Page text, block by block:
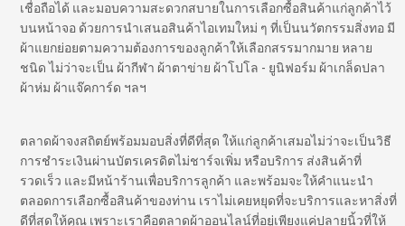
เชื่อถือได้ และมอบความสะดวกสบายในการเลือกซื้อสินค้าแก่ลูกค้าไว้
บนหน้าจอ ด้วยการนำเสนอสินค้าไอเทมใหม่ ๆ ที่เป็นนวัตกรรมสิ่งทอ มี
ผ้าแยกย่อยตามความต้องการของลูกค้าให้เลือกสรรมากมาย หลาย
ชนิด ไม่ว่าจะเป็น ผ้ากีฬา ผ้าตาข่าย ผ้าโปโล - ยูนิฟอร์ม ผ้าเกล็ดปลา
ผ้าห่ม ผ้าแจ๊คการ์ด ฯลฯ
ตลาดผ้าจงสถิตย์พร้อมมอบสิ่งที่ดีที่สุด ให้แก่ลูกค้าเสมอไม่ว่าจะเป็นวิธี
การชำระเงินผ่านบัตรเครดิตไม่ชาร์จเพิ่ม หรือบริการ ส่งสินค้าที่
รวดเร็ว และมีหน้าร้านเพื่อบริการลูกค้า และพร้อมจะให้คำแนะนำ
ตลอดการเลือกซื้อสินค้าของท่าน เราไม่เคยหยุดที่จะบริการและหาสิ่งที่
ดีที่สุดให้คุณ เพราะเราคือตลาดผ้าออนไลน์ที่อยู่เพียงแค่ปลายนิ้วที่ให้